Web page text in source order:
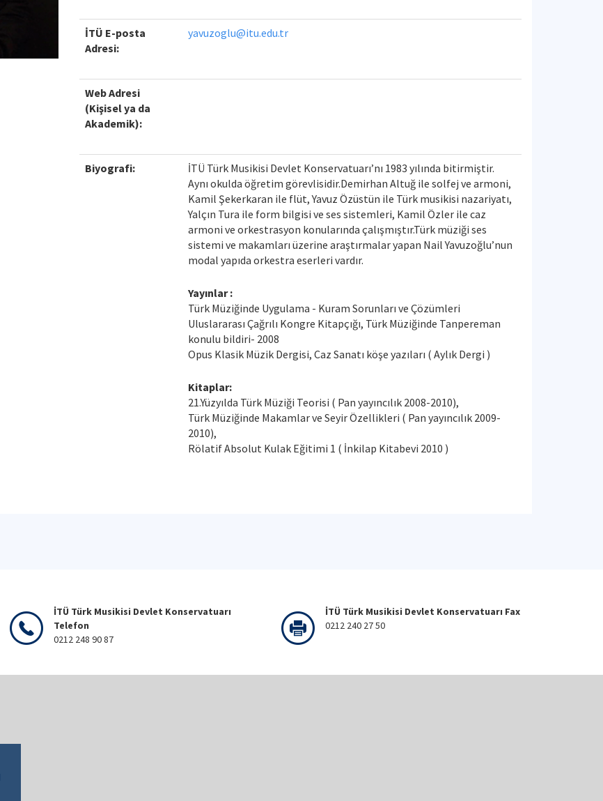
İTÜ E-posta
Adresi:
yavuzoglu@itu.edu.tr
Web Adresi
(Kişisel ya da
Akademik):
Biyografi:
İTÜ Türk Musikisi Devlet Konservatuarı’nı 1983 yılında bitirmiştir.
Aynı okulda öğretim görevlisidir.Demirhan Altuğ ile solfej ve armoni,
Kamil Şekerkaran ile flüt, Yavuz Özüstün ile Türk musikisi nazariyatı,
Yalçın Tura ile form bilgisi ve ses sistemleri, Kamil Özler ile caz
armoni ve orkestrasyon konularında çalışmıştır.Türk müziği ses
sistemi ve makamları üzerine araştırmalar yapan Nail Yavuzoğlu’nun
modal yapıda orkestra eserleri vardır.
Yayınlar :
Türk Müziğinde Uygulama - Kuram Sorunları ve Çözümleri
Uluslararası Çağrılı Kongre Kitapçığı, Türk Müziğinde Tanpereman
konulu bildiri- 2008
Opus Klasik Müzik Dergisi, Caz Sanatı köşe yazıları ( Aylık Dergi )
Kitaplar:
21.Yüzyılda Türk Müziği Teorisi ( Pan yayıncılık 2008-2010),
Türk Müziğinde Makamlar ve Seyir Özellikleri ( Pan yayıncılık 2009-
2010),
Rölatif Absolut Kulak Eğitimi 1 ( İnkilap Kitabevi 2010 )
İTÜ Türk Musikisi Devlet Konservatuarı
Telefon
0212 248 90 87
İTÜ Türk Musikisi Devlet Konservatuarı Fax
0212 240 27 50